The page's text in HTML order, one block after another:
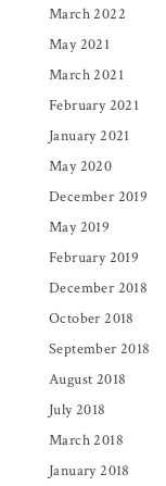
March 2022
May 2021
March 2021
February 2021
January 2021
May 2020
December 2019
May 2019
February 2019
December 2018
October 2018
September 2018
August 2018
July 2018
March 2018
January 2018